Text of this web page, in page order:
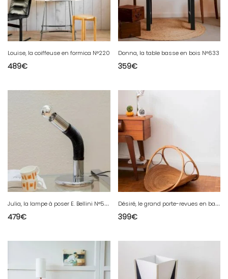
Louise, la coiffeuse en formica N°220
489€
Donna, la table basse en bois N°633
359€
J
ulia, la lampe à poser E. Bellini N°540
479€
D
ésiré, le grand porte-revues en bambou N°116
399€